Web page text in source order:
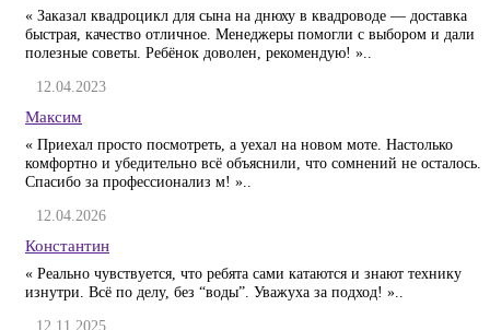
« Заказал квадроцикл для сына на днюху в квадроводе — доставка
быстрая, качество отличное. Менеджеры помогли с выбором и дали
полезные советы. Ребёнок доволен, рекомендую! »..
12.04.2023
Максим
« Приехал просто посмотреть, а уехал на новом моте. Настолько
комфортно и убедительно всё объяснили, что сомнений не осталось.
Спасибо за профессионализ м! »..
12.04.2026
Константин
« Реально чувствуется, что ребята сами катаются и знают технику
изнутри. Всё по делу, без “воды”. Уважуха за подход! »..
12.11.2025